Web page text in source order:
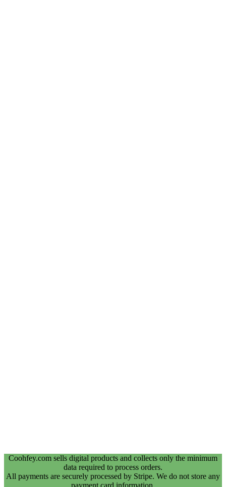
Coohfey.com sells digital products and collects only the minimum
data required to process orders.
All payments are securely processed by Stripe. We do not store any